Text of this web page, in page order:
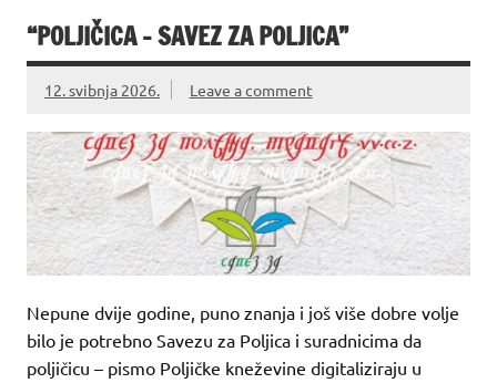
“POLJIČICA – SAVEZ ZA POLJICA”
12. svibnja 2026. Leave a comment
Nepune dvije godine, puno znanja i još više dobre volje
bilo je potrebno Savezu za Poljica i suradnicima da
poljičicu – pismo Poljičke kneževine digitaliziraju u